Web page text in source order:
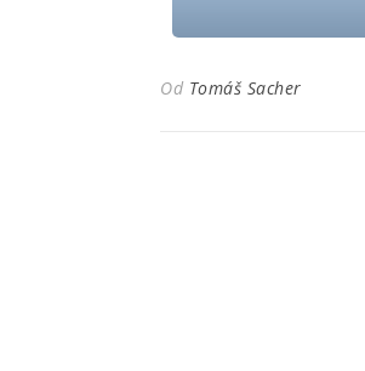
Od Tomáš Sacher